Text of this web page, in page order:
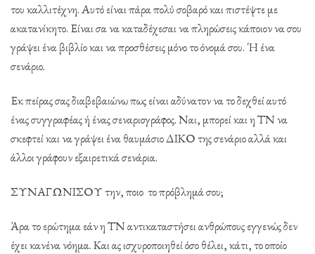
του καλλιτέχνη. Αυτό είναι πάρα πολύ σοβαρό και πιστέψτε με
ακατανίκητο. Είναι σα να καταδέχεσαι να πληρώσεις κάποιον να σου
γράψει ένα βιβλίο και να προσθέσεις μόνο το όνομά σου. Ή ένα
σενάριο.
Εκ πείρας σας διαβεβαιώνω πως είναι αδύνατον να το δεχθεί αυτό
ένας συγγραφέας ή ένας σεναριογράφος. Ναι, μπορεί και η ΤΝ να
σκεφτεί και να γράψει ένα θαυμάσιο ΔΙΚΟ της σενάριο αλλά και
άλλοι γράφουν εξαιρετικά σενάρια.
ΣΥΝΑΓΩΝΙΣΟΥ την, ποιο το πρόβλημά σου;
Άρα το ερώτημα εάν η ΤΝ αντικαταστήσει ανθρώπους εγγενώς δεν
έχει κανένα νόημα. Και ας ισχυροποιηθεί όσο θέλει, κάτι, το οποίο